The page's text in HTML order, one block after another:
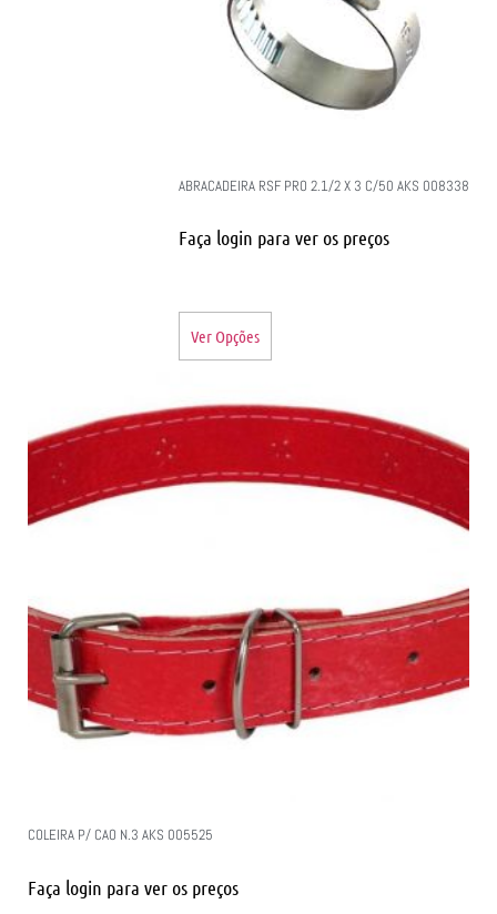
ABRACADEIRA RSF PRO 2.1/2 X 3 C/50 AKS 008338
Faça login para ver os preços
Ver Opções
COLEIRA P/ CAO N.3 AKS 005525
Faça login para ver os preços